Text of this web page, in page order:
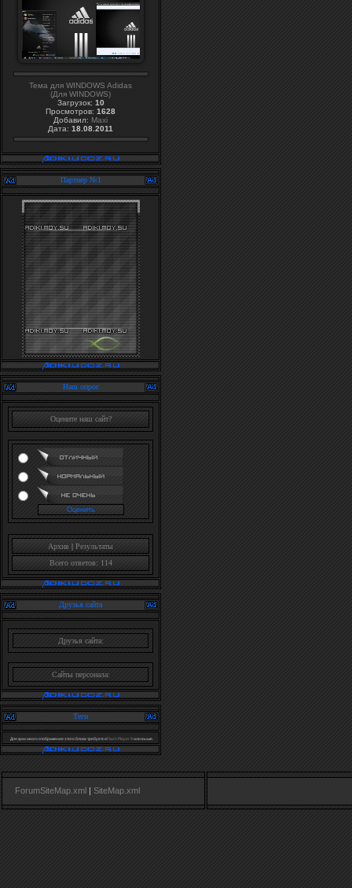
Тема для WINDOWS Adidas
(Для WINDOWS)
Загрузок: 10
Просмотров: 1628
Добавил: Maxi
Дата: 18.08.2011
Партнер №1
Наш опрос
Оцените наш сайт?
Архив | Результаты
Всего ответов: 114
Друзья сайта
Друзья сайта:
Сайты персонала:
Теги
Для красивого отображения этого блока требуетсяFlash Player 9или выше.
ForumSiteMap.xml | SiteMap.xml